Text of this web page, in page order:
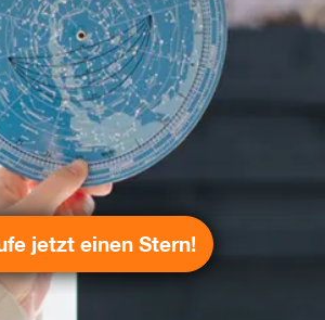
jetzt einen Stern!